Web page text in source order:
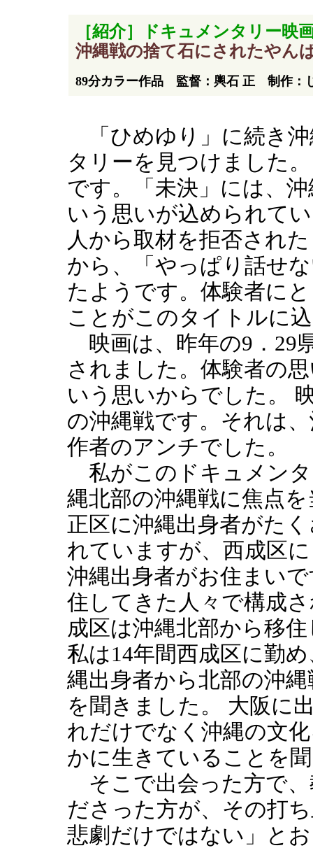
［紹介］ドキュメンタリー映
沖縄戦の捨て石にされたやん
89分カラー作品 監督：輿石 正 制作：
「ひめゆり」に続き
タリーを見つけました
です。「未決」には、
いう思いが込められて
人から取材を拒否され
から、「やっぱり話せ
たようです。体験者に
ことがこのタイトルに
映画は、昨年の9．29
されました。体験者の
いう思いからでした。
の沖縄戦です。それは
作者のアンチでした。
私がこのドキュメン
縄北部の沖縄戦に焦点
正区に沖縄出身者がた
れていますが、西成区
沖縄出身者がお住まい
住してきた人々で構成
成区は沖縄北部から移
私は14年間西成区に勤
縄出身者から北部の沖
を聞きました。 大阪に
れだけでなく沖縄の文
かに生きていることを
そこで出会った方で
ださった方が、その打
悲劇だけではない」と